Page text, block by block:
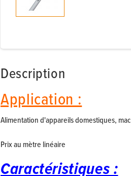
Description
Application :
Alimentation d'appareils domestiques,
Prix au mètre linéaire
Caractéristiques :